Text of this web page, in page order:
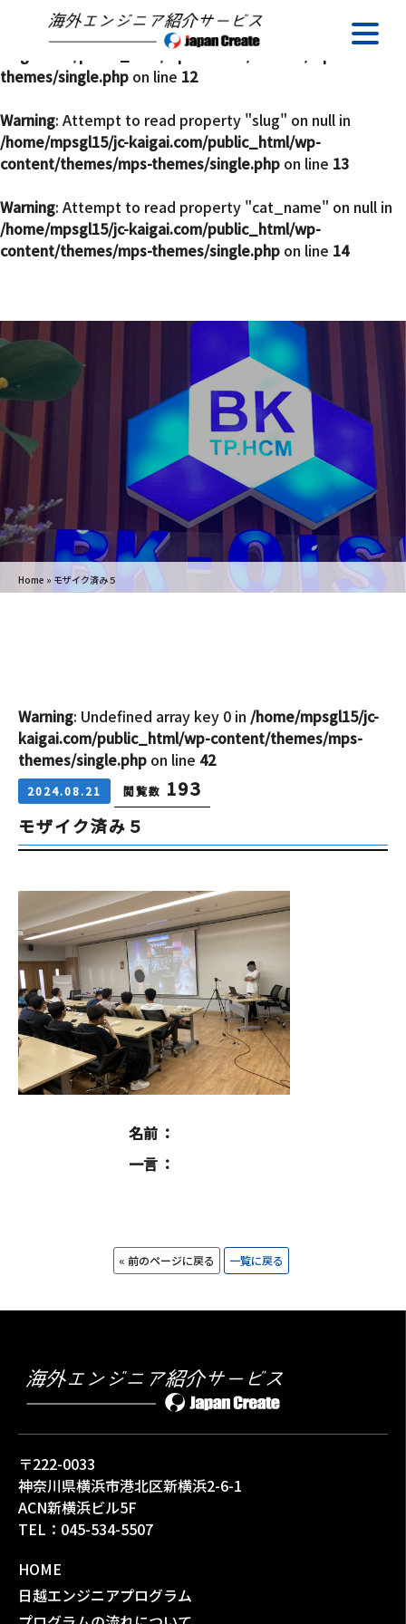
Warning: Undefined array key 0 in/home/mpsgl15/jc-
kaigai.com/public_html/wp-content/themes/mps-
themes/single.php on line 12
Warning: Attempt to read property "slug" on null in
/home/mpsgl15/jc-kaigai.com/public_html/wp-
content/themes/mps-themes/single.php on line 13
Warning: Attempt to read property "cat_name" on null in
/home/mpsgl15/jc-kaigai.com/public_html/wp-
content/themes/mps-themes/single.php on line 14
Home » モザイク済み５
Warning: Undefined array key 0 in /home/mpsgl15/jc-
kaigai.com/public_html/wp-content/themes/mps-
themes/single.php on line 42
2024.08.21 閲覧数 193
モザイク済み５
名前
一言
« 前のページに戻る 一覧に戻る
〒222-0033
神奈川県横浜市港北区新横浜2-6-1
ACN新横浜ビル5F
TEL： 045-534-5507
HOME
日越エンジニアプログラム